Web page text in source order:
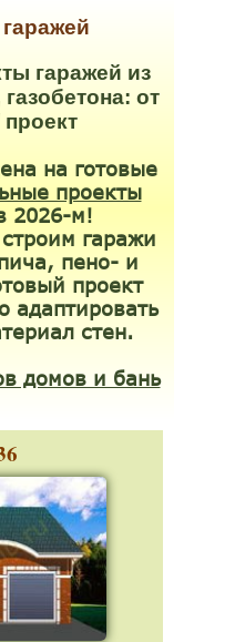
гаражей из
от
проект
на готовые
проекты
2026-м!
гаражи
пено- и
проект
адаптировать
стен.
домов и бань